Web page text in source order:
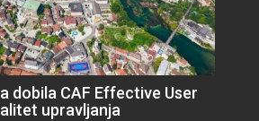
dobila CAF Effective User
upravljanja